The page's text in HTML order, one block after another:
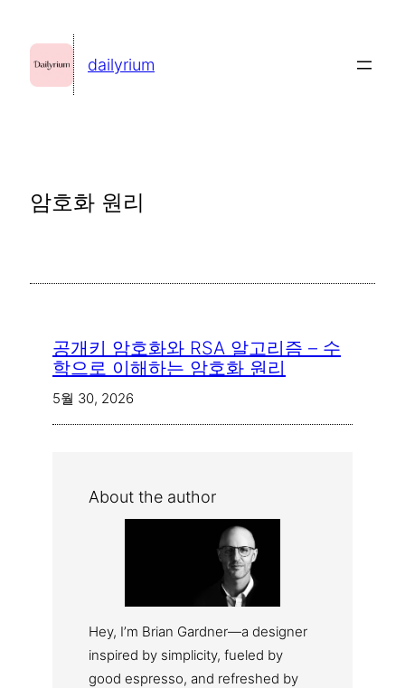
dailyrium
암호화 원리
공개키 암호화와 RSA 알고리즘 – 수
학으로 이해하는 암호화 원리
5월 30, 2026
About the author
Hey, I’m Brian Gardner—a designer
inspired by simplicity, fueled by
good espresso, and refreshed by